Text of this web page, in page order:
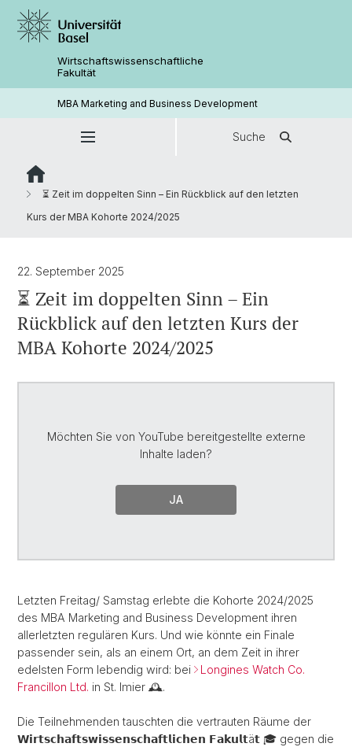
Wirtschaftswissenschaftliche
Fakultät
MBA Marketing and Business Development
Suche
⏳ Zeit im doppelten Sinn – Ein Rückblick auf den letzten
Kurs der MBA Kohorte 2024/2025
22. September 2025
⏳ Zeit im doppelten Sinn – Ein
Rückblick auf den letzten Kurs der
MBA Kohorte 2024/2025
Möchten Sie von YouTube bereitgestellte externe
Inhalte laden?
JA
Letzten Freitag/ Samstag erlebte die Kohorte 2024/2025
des MBA Marketing and Business Development ihren
allerletzten regulären Kurs. Und wie könnte ein Finale
passender sein, als an einem Ort, an dem Zeit in ihrer
edelsten Form lebendig wird: bei
Longines Watch Co.
Francillon Ltd. in St. Imier 🕰️.
Die Teilnehmenden tauschten die vertrauten Räume der
𝗪𝗶𝗿𝘁𝘀𝗰𝗵𝗮𝗳𝘁𝘀𝘄𝗶𝘀𝘀𝗲𝗻𝘀𝗰𝗵𝗮𝗳𝘁𝗹𝗶𝗰𝗵𝗲𝗻 𝗙𝗮𝗸𝘂𝗹𝘁ä𝘁 🎓 gegen die